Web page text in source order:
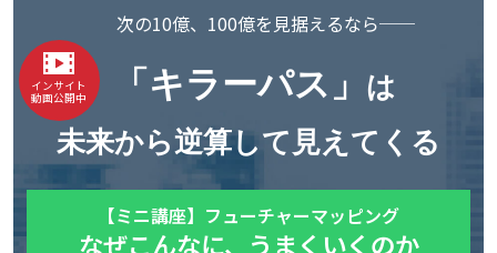
インサイト
動画公開中
次の10億、100億を見据えるなら──
「キラーパス」 は
未来から逆算して見えてくる
【ミニ講座】フューチャーマッピング
なぜこんなに、うまくいくのか